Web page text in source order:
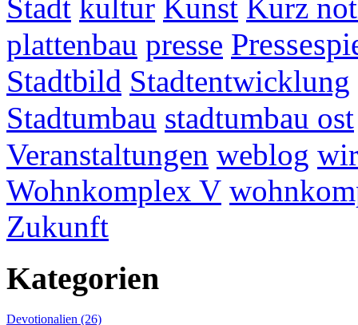
Stadt kultur Kunst Kurz
plattenbau presse
Stadtbild Stadtentwicklung
Stadtumbau stadtumbau ost
Veranstaltungen weblog
Wohnkomplex V
Zukunft
Kategorien
Devotionalien (26)